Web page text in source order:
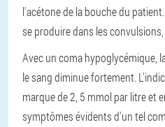
l'acétone de la bouche du
se produire dans les
Avec un coma hypoglycémique,
le sang diminue fortement.
marque de 2, 5 mmol par litre et
symptômes évidents d'un tel